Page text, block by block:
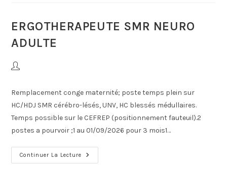
ERGOTHERAPEUTE SMR NEURO
ADULTE
Remplacement conge maternité; poste temps plein sur
HC/HDJ SMR cérébro-lésés, UNV, HC blessés médullaires.
Temps possible sur le CEFREP (positionnement fauteuil).2
postes a pourvoir ;1 au 01/09/2026 pour 3 mois1…
Continuer La Lecture